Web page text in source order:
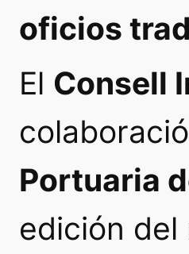
oficios
El Consell
Portuaria
edición del